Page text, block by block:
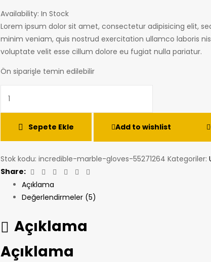
Availability: In Stock
Lorem ipsum dolor sit amet, consectetur adipisicing elit,
minim veniam, quis nostrud exercitation ullamco laboris
voluptate velit esse cillum dolore eu fugiat nulla pariatur.
Ön siparişle temin edilebilir
Sepete Ekle Add to wishlist
Stok kodu: incredible-marble-gloves-55271264 Kategoriler:
Share:
Facebook
TwitterLinkedinGoogle+Pinterest
Açıklama
Değerlendirmeler (5)
Açıklama
Açıklama